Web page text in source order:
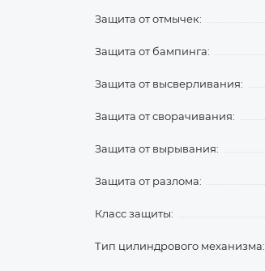
Защита от отмычек:
Защита от бампинга:
Защита от высверливания:
Защита от сворачивания:
Защита от вырывания:
Защита от разлома:
Класс защиты:
Тип цилиндрового механизма: